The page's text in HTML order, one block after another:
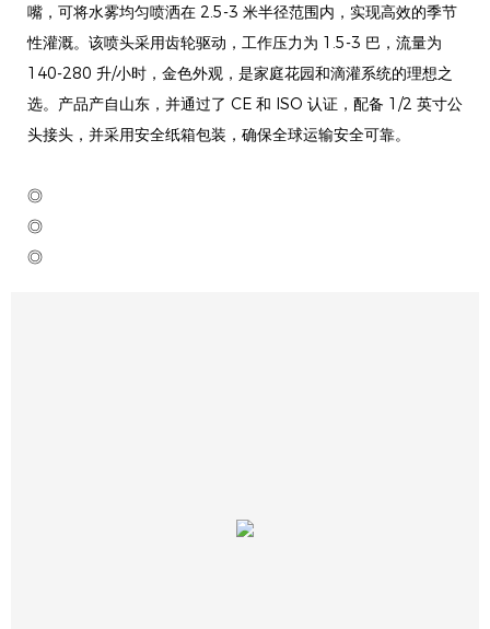
嘴，可将水雾均匀喷洒在 2.5-3 米半径范围内，实现高效的季节
性灌溉。该喷头采用齿轮驱动，工作压力为 1.5-3 巴，流量为
140-280 升/小时，金色外观，是家庭花园和滴灌系统的理想之
选。产品产自山东，并通过了 CE 和 ISO 认证，配备 1/2 英寸公
头接头，并采用安全纸箱包装，确保全球运输安全可靠。
◎
◎
◎